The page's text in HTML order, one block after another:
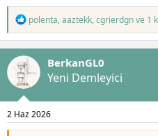
T
p
k
i
l
e
polenta,aaztekk,cgrierdgnve 1
BerkanGL0
Yeni Demleyici
2 Haz 2026